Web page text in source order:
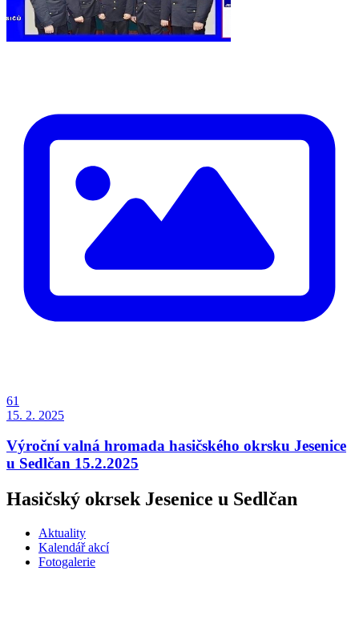
61
15. 2. 2025
Výroční valná hromada hasičského okrsku Jesenice
u Sedlčan 15.2.2025
Hasičský okrsek Jesenice u Sedlčan
Aktuality
Kalendář akcí
Fotogalerie